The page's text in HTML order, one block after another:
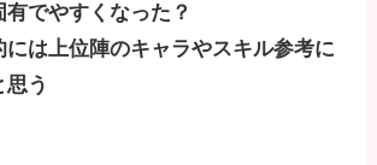
でやすくなった？
には上位陣のキャラやスキル参考に
思う